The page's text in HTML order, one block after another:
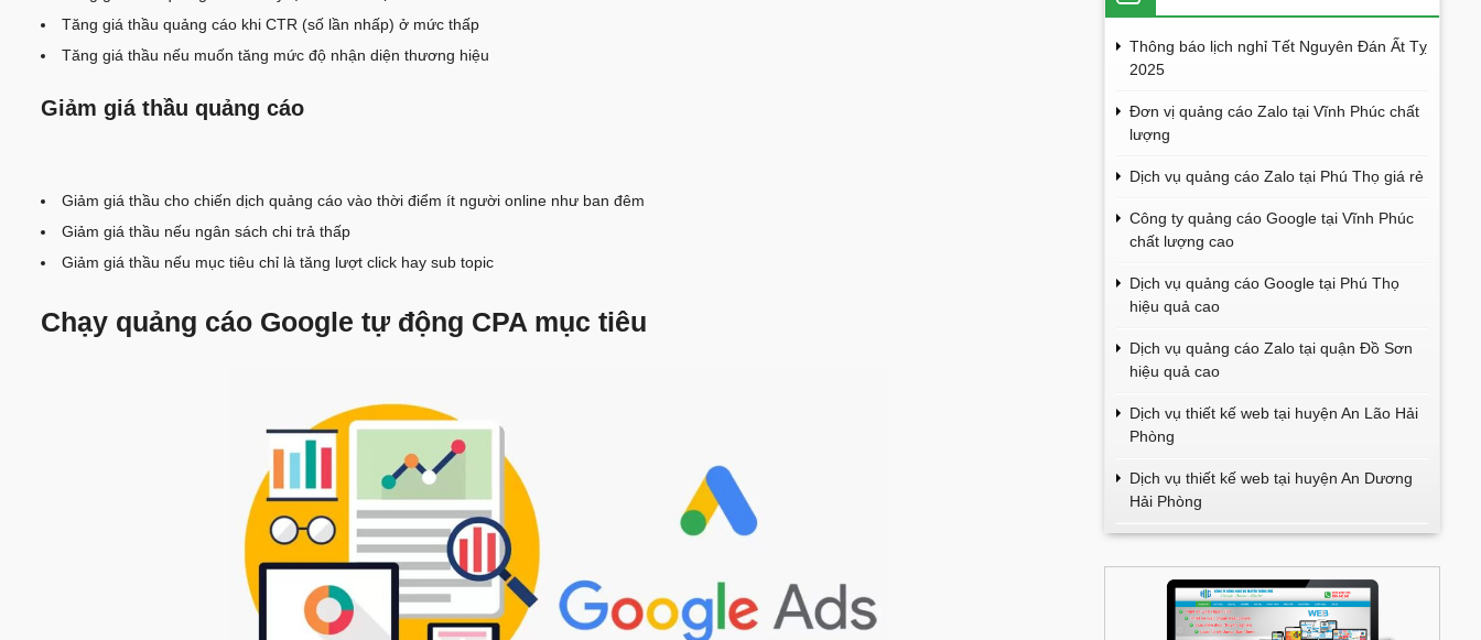
Tăng giá thầu quảng cáo khi CTR (số lần nhấp) ở mức thấp
Tăng giá thầu nếu muốn tăng mức độ nhận diện thương hiệu
Giảm giá thầu quảng cáo
Giảm giá thầu cho chiến dịch quảng cáo vào thời điểm ít người online như ban đêm
Giảm giá thầu nếu ngân sách chi trả thấp
Giảm giá thầu nếu mục tiêu chỉ là tăng lượt click hay sub topic
Chạy quảng cáo Google tự động CPA mục tiêu
Thông báo lịch nghỉ Tết Nguyên Đán Ất Tỵ
2025
Đơn vị quảng cáo Zalo tại Vĩnh Phúc chất
lượng
Dịch vụ quảng cáo Zalo tại Phú Thọ giá rẻ
Công ty quảng cáo Google tại Vĩnh Phúc
chất lượng cao
Dịch vụ quảng cáo Google tại Phú Thọ
hiệu quả cao
Dịch vụ quảng cáo Zalo tại quận Đồ Sơn
hiệu quả cao
Dịch vụ thiết kế web tại huyện An Lão Hải
Phòng
Dịch vụ thiết kế web tại huyện An Dương
Hải Phòng